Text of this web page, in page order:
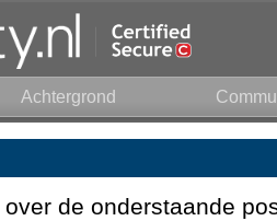
Achtergrond
de onderstaande